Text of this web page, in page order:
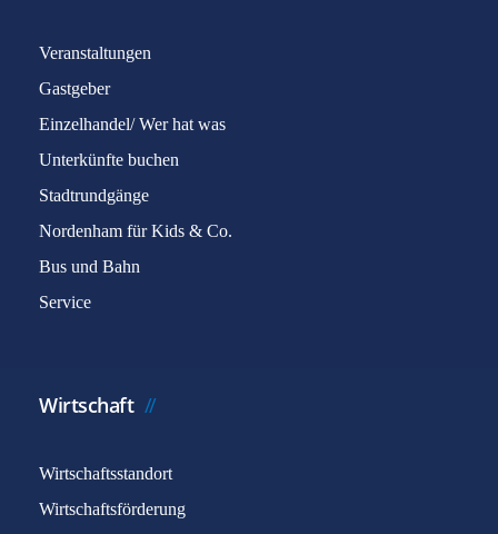
Veranstaltungen
Gastgeber
Einzelhandel/ Wer hat was
Unterkünfte buchen
Stadtrundgänge
Nordenham für Kids & Co.
Bus und Bahn
Service
Wirtschaft
Wirtschaftsstandort
Wirtschaftsförderung